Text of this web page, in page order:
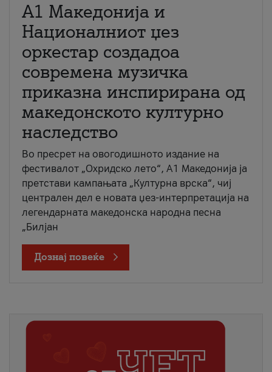
А1 Македонија и
Националниот џез
оркестар создадоа
современа музичка
приказна инспирирана од
македонското културно
наследство
Во пресрет на овогодишното издание на
фестивалот „Охридско лето“, А1 Македонија ја
претстави кампањата „Културна врска“, чиј
централен дел е новата џез-интерпретација на
легендарната македонска народна песна
„Билјан
Дознај повеќе